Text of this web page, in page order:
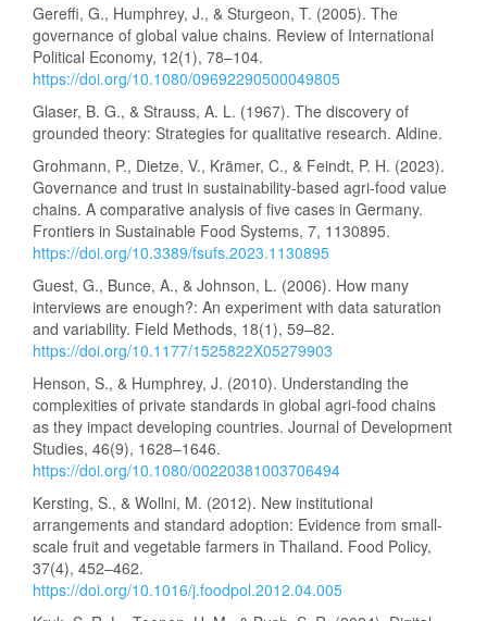
Gereffi, G., Humphrey, J., & Sturgeon, T. (2005). The
governance of global value chains. Review of International
Political Economy, 12(1), 78–104.
https://doi.org/10.1080/09692290500049805
Glaser, B. G., & Strauss, A. L. (1967). The discovery of
grounded theory: Strategies for qualitative research. Aldine.
Grohmann, P., Dietze, V., Krämer, C., & Feindt, P. H. (2023).
Governance and trust in sustainability-based agri-food value
chains. A comparative analysis of five cases in Germany.
Frontiers in Sustainable Food Systems, 7, 1130895.
https://doi.org/10.3389/fsufs.2023.1130895
Guest, G., Bunce, A., & Johnson, L. (2006). How many
interviews are enough?: An experiment with data saturation
and variability. Field Methods, 18(1), 59–82.
https://doi.org/10.1177/1525822X05279903
Henson, S., & Humphrey, J. (2010). Understanding the
complexities of private standards in global agri-food chains
as they impact developing countries. Journal of Development
Studies, 46(9), 1628–1646.
https://doi.org/10.1080/00220381003706494
Kersting, S., & Wollni, M. (2012). New institutional
arrangements and standard adoption: Evidence from small-
scale fruit and vegetable farmers in Thailand. Food Policy,
37(4), 452–462.
https://doi.org/10.1016/j.foodpol.2012.04.005